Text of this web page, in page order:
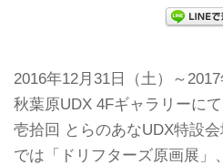
2016年12月31日（土）～
秋葉原UDX 4Fギャラリーに
壱拾回 とらのあなUDX特設
では「ドリフターズ原画展」